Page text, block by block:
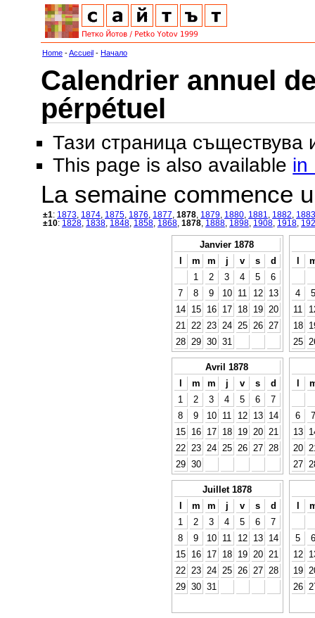
Home -Accueil - Начало
Calendrier annuel
pérpétuel
Тази страница съществува
This page is also available in
La semaine commence
±1: 1873 1874 1875 1876 1877 1878 1879 1880 1881 1882
1883
±10: 1828 1838 1848 1858 1868 1878 1888 1898 1908 1918
Janvier 1878
l
m m j v s
d
1
2 3 4 5
6
7
8 9 10 11 12
13
14
15 16 17 18 19
20
21
22 23 24 25 26
27
28
29 30 31
l
4
5
11
18
25
Avril 1878
l
m m j v s
d
1
2 3 4 5 6
7
8
9 10 11 12 13
14
15
16 17 18 19 20
21
22
23 24 25 26 27
28
29 30
l
6
7
13
20
27
Juillet 1878
l
m m j v s
d
1
2 3 4 5 6
7
8
9 10 11 12 13
14
15
16 17 18 19 20
21
22
23 24 25 26 27
28
29 30 31
l
5
6
12
19
26